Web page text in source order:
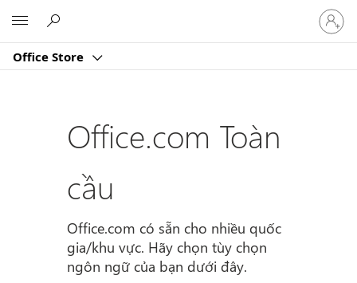
Office Store
Đăng
nhập
tài
của
Office.com Toàn
cầu
Office.com có sẵn cho nhiều quốc
gia/khu vực. Hãy chọn tùy chọn
ngôn ngữ của bạn dưới đây.